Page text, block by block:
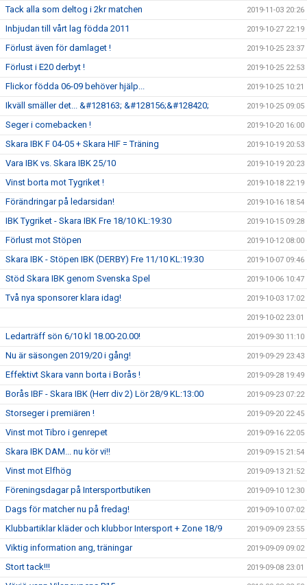
Tack alla som deltog i 2kr matchen 2019-11-03 20:26
Inbjudan till vårt lag födda 2011 2019-10-27 22:19
Förlust även för damlaget ! 2019-10-25 23:37
Förlust i E20 derbyt ! 2019-10-25 22:53
Flickor födda 06-09 behöver hjälp... 2019-10-25 10:21
Ikväll smäller det... &#128163; &#128156;&#128420; 2019-10-25 09:05
Seger i comebacken ! 2019-10-20 16:00
Skara IBK F 04-05 + Skara HIF = Träning 2019-10-19 20:53
Vara IBK vs. Skara IBK 25/10 2019-10-19 20:23
Vinst borta mot Tygriket ! 2019-10-18 22:19
Förändringar på ledarsidan! 2019-10-16 18:54
IBK Tygriket - Skara IBK Fre 18/10 KL:19:30 2019-10-15 09:28
Förlust mot Stöpen 2019-10-12 08:00
Skara IBK - Stöpen IBK (DERBY) Fre 11/10 KL:19:30 2019-10-07 09:46
Stöd Skara IBK genom Svenska Spel 2019-10-06 10:47
Två nya sponsorer klara idag! 2019-10-03 17:02
2019-10-02 23:01
Ledarträff sön 6/10 kl 18.00-20.00! 2019-09-30 11:10
Nu är säsongen 2019/20 i gång! 2019-09-29 23:43
Effektivt Skara vann borta i Borås ! 2019-09-28 19:49
Borås IBF - Skara IBK (Herr div 2) Lör 28/9 KL:13:00 2019-09-23 07:22
Storseger i premiären ! 2019-09-20 22:45
Vinst mot Tibro i genrepet 2019-09-16 22:05
Skara IBK DAM... nu kör vi!! 2019-09-15 21:54
Vinst mot Elfhög 2019-09-13 21:52
Föreningsdagar på Intersportbutiken 2019-09-10 12:30
Dags för matcher nu på fredag! 2019-09-10 07:02
Klubbartiklar kläder och klubbor Intersport + Zone 18/9 2019-09-09 23:55
Viktig information ang, träningar 2019-09-09 09:02
Stort tack!!! 2019-09-08 23:01